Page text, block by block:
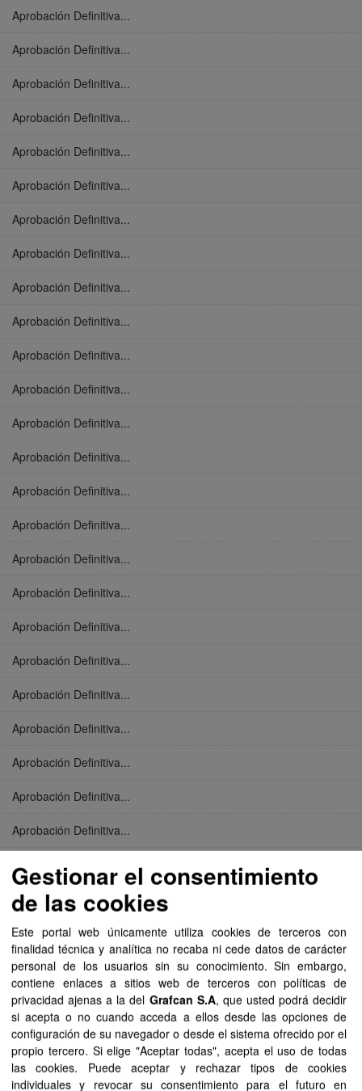
Aprobación Definitiva...
Aprobación Definitiva...
Aprobación Definitiva...
Aprobación Definitiva...
Aprobación Definitiva...
Aprobación Definitiva...
Aprobación Definitiva...
Aprobación Definitiva...
Aprobación Definitiva...
Aprobación Definitiva...
Aprobación Definitiva...
Aprobación Definitiva...
Aprobación Definitiva...
Aprobación Definitiva...
Aprobación Definitiva...
Aprobación Definitiva...
Aprobación Definitiva...
Aprobación Definitiva...
Aprobación Definitiva...
Aprobación Definitiva...
Aprobación Definitiva...
Aprobación Definitiva...
Aprobación Definitiva...
Aprobación Definitiva...
Aprobación Definitiva...
Aprobación Definitiva...
Aprobación Definitiva...
Aprobación Definitiva...
Aprobación Definitiva...
Aprobación Definitiva...
Aprobación Definitiva...
Aprobación Definitiva...
Gestionar el consentimiento
de las cookies
Este portal web únicamente utiliza cookies de terceros con
finalidad técnica y analítica no recaba ni cede datos de carácter
personal de los usuarios sin su conocimiento. Sin embargo,
contiene enlaces a sitios web de terceros con políticas de
privacidad ajenas a la del Grafcan S.A, que usted podrá decidir
si acepta o no cuando acceda a ellos desde las opciones de
configuración de su navegador o desde el sistema ofrecido por el
propio tercero. Si elige "Aceptar todas", acepta el uso de todas
las cookies. Puede aceptar y rechazar tipos de cookies
individuales y revocar su consentimiento para el futuro en